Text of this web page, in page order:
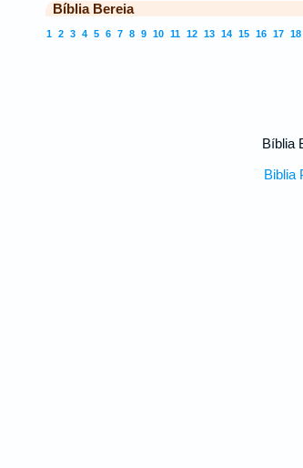
Bíblia Bereia
1 2 3 4 5 6 7 8 9 10 11 12 13 14 15 16 17 18
Bíblia
Biblia